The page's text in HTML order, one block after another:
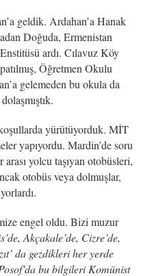
geldik. Ardahan’a Hanak
Doğuda, Ermenistan
ardı. Cılavuz Köy
Öğretmen Okulu
gelemeden bu okula da
yürütüyorduk. MİT
yapıyordu. Mardin’de soru
arası yolcu taşıyan otobüsleri,
otobüs veya dolmuşlar,
engel oldu. Bizi muzur
Akçakale’de, Cizre’de,
da gezdikleri her yerde
bu bilgileri Komünist